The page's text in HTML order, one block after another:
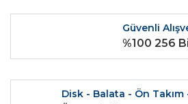
Gönder
Güvenli
%100 256
Disk - Balata - Ön